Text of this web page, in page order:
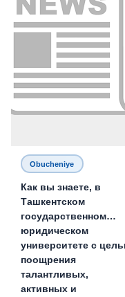
Obucheniye
Как вы знаете, в
Ташкентском
государственном
юридическом
университете с
поощрения
талантливых,
активных и